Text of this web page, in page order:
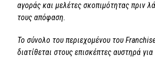
αγοράς και μελέτες σκοπιμότητας πριν
τους απόφαση.
Το σύνολο του περιεχομένου του
διατίθεται στους επισκέπτες αυστηρά